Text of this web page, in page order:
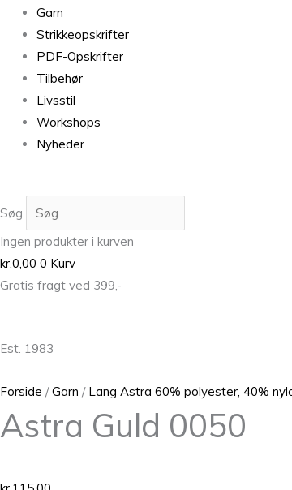
Garn
Strikkeopskrifter
PDF-Opskrifter
Tilbehør
Livsstil
Workshops
Nyheder
Søg
Ingen produkter i kurven
kr.0,00 0 Kurv
Gratis fragt ved 399,-
Est. 1983
Forside /Garn / Lang Astra 60% polyester, 40%
Astra Guld 0050